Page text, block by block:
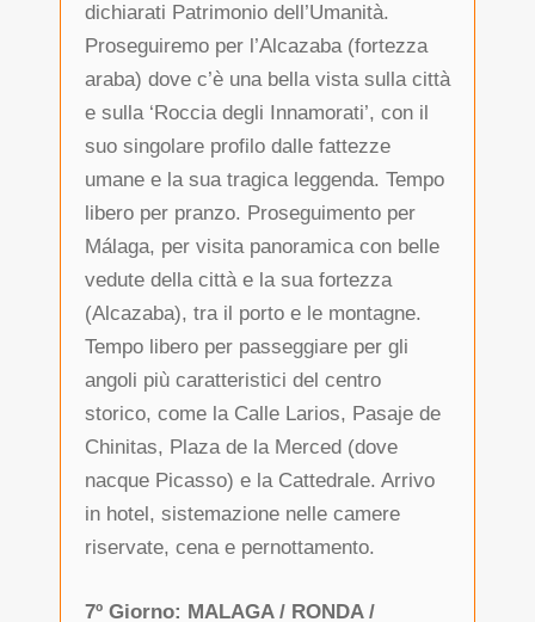
dichiarati Patrimonio dell’Umanità.
Proseguiremo per l’Alcazaba (fortezza
araba) dove c’è una bella vista sulla città
e sulla ‘Roccia degli Innamorati’, con il
suo singolare profilo dalle fattezze
umane e la sua tragica leggenda. Tempo
libero per pranzo. Proseguimento per
Málaga, per visita panoramica con belle
vedute della città e la sua fortezza
(Alcazaba), tra il porto e le montagne.
Tempo libero per passeggiare per gli
angoli più caratteristici del centro
storico, come la Calle Larios, Pasaje de
Chinitas, Plaza de la Merced (dove
nacque Picasso) e la Cattedrale. Arrivo
in hotel, sistemazione nelle camere
riservate, cena e pernottamento.
7º Giorno: MALAGA / RONDA /